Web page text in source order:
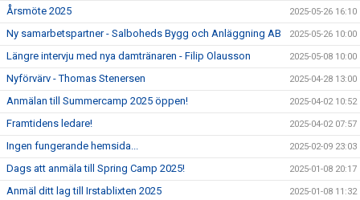
Årsmöte 2025 2025-05-26 16:10
Ny samarbetspartner - Salboheds Bygg och Anläggning AB 2025-05-26 10:00
Längre intervju med nya damtränaren - Filip Olausson 2025-05-08 10:00
Nyförvärv - Thomas Stenersen 2025-04-28 13:00
Anmälan till Summercamp 2025 öppen! 2025-04-02 10:52
Framtidens ledare! 2025-04-02 07:57
Ingen fungerande hemsida... 2025-02-09 23:03
Dags att anmäla till Spring Camp 2025! 2025-01-08 20:17
Anmäl ditt lag till Irstablixten 2025 2025-01-08 11:32